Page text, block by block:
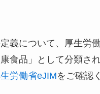
義について、厚生労
食品」として分類さ
労働省eJIMをご確認